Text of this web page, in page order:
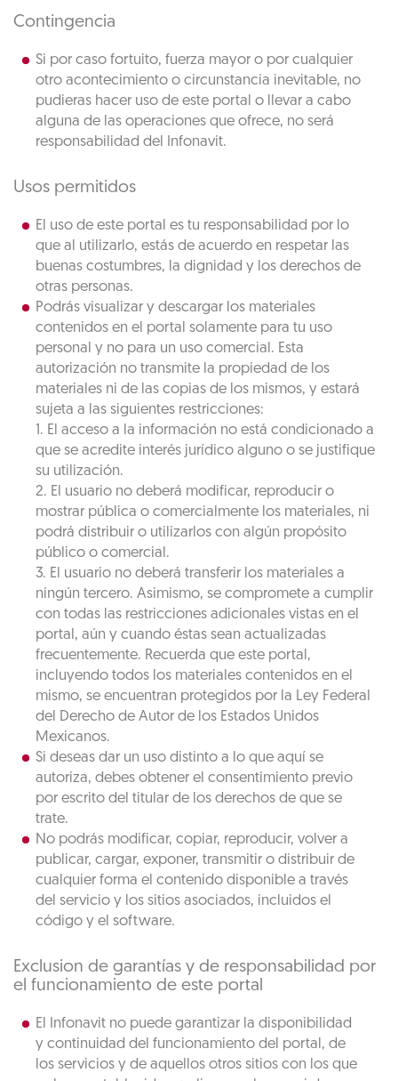
Contingencia
Si por caso fortuito, fuerza mayor o por cualquier
otro acontecimiento o circunstancia inevitable, no
pudieras hacer uso de este portal o llevar a cabo
alguna de las operaciones que ofrece, no será
responsabilidad del Infonavit.
Usos permitidos
El uso de este portal es tu responsabilidad por lo
que al utilizarlo, estás de acuerdo en respetar las
buenas costumbres, la dignidad y los derechos de
otras personas.
Podrás visualizar y descargar los materiales
contenidos en el portal solamente para tu uso
personal y no para un uso comercial. Esta
autorización no transmite la propiedad de los
materiales ni de las copias de los mismos, y estará
sujeta a las siguientes restricciones:
1. El acceso a la información no está condicionado a
que se acredite interés jurídico alguno o se justifique
su utilización.
2. El usuario no deberá modificar, reproducir o
mostrar pública o comercialmente los materiales, ni
podrá distribuir o utilizarlos con algún propósito
público o comercial.
3. El usuario no deberá transferir los materiales a
ningún tercero. Asimismo, se compromete a cumplir
con todas las restricciones adicionales vistas en el
portal, aún y cuando éstas sean actualizadas
frecuentemente. Recuerda que este portal,
incluyendo todos los materiales contenidos en el
mismo, se encuentran protegidos por la Ley Federal
del Derecho de Autor de los Estados Unidos
Mexicanos.
Si deseas dar un uso distinto a lo que aquí se
autoriza, debes obtener el consentimiento previo
por escrito del titular de los derechos de que se
trate.
No podrás modificar, copiar, reproducir, volver a
publicar, cargar, exponer, transmitir o distribuir de
cualquier forma el contenido disponible a través
del servicio y los sitios asociados, incluidos el
código y el software.
Exclusion de garantías y de responsabilidad por
el funcionamiento de este portal
El Infonavit no puede garantizar la disponibilidad
y continuidad del funcionamiento del portal, de
los servicios y de aquellos otros sitios con los que